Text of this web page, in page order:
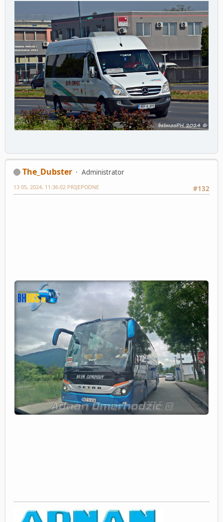
The_Dubster
Administrator
#132
13 05, 2024, 11:36:02 PRIJEPODNE